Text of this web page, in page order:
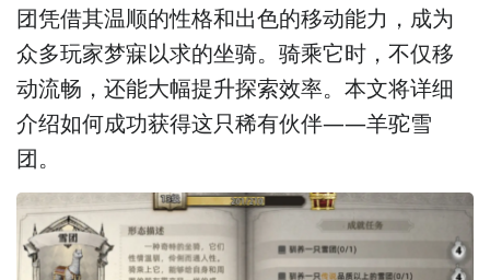
团凭借其温顺的性格和出色的移动能力，成为
众多玩家梦寐以求的坐骑。骑乘它时，不仅移
动流畅，还能大幅提升探索效率。本文将详细
介绍如何成功获得这只稀有伙伴——羊驼雪
团。